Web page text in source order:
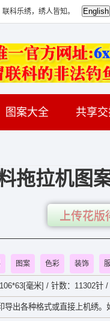
联科乐绣，绣人皆知。
图案大全 共享
拖拉机图
上传花版
图案 色彩 装饰
毫米] / 针数：11302针
出各种格式或直接上机绣。